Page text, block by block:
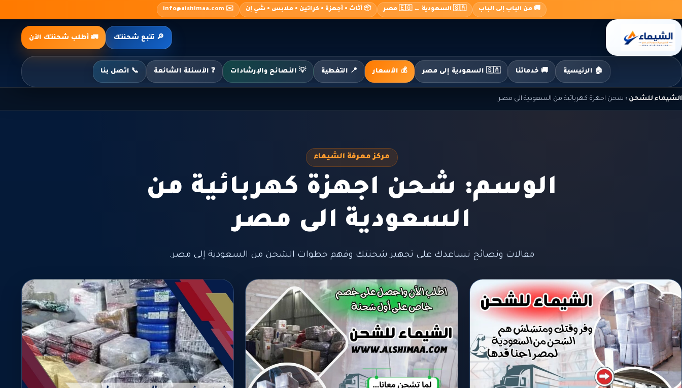
المحتوى
🚚 من الباب إلى الباب 🇸🇦 السعودية ← 🇪🇬 مصر 📦 أثاث • أجهزة • كراتين • ملابس • شي إن ✉️ info@alshimaa.com
🏠 الرئيسية 🚚 خدماتنا 🇸🇦 السعودية إلى مصر 💰 الأسعار 📍 التغطية 💡 النصائح والإرشادات ❓ الأسئلة الشائعة 📞 اتصل بنا
🔎 تتبع شحنتك 🚛 أطلب شحنتك الآن
الشيماء للشحن › شحن اجهزة كهربائية من السعودية الى مصر
مركز معرفة الشيماء
الوسم: شحن اجهزة كهربائية من
السعودية الى مصر
مقالات ونصائح تساعدك على تجهيز شحنتك وفهم خطوات الشحن من السعودية إلى مصر.